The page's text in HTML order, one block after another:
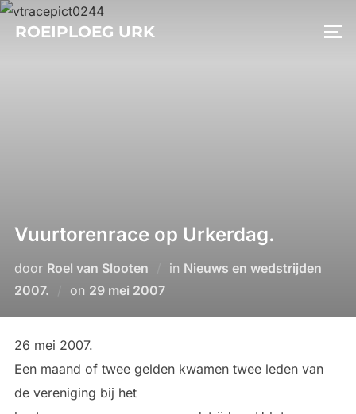
Ga
naarROEIPLOEG URK
Vuurtorenrace op Urkerdag.
door Roel van Slooten in Nieuws en wedstrijden
2007.
on Geplaatst
29 mei 2007
26 mei 2007.
Een maand of twee gelden kwamen twee leden van
de vereniging bij het